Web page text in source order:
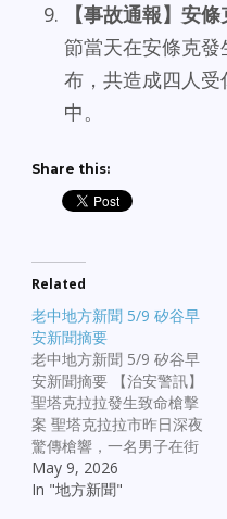
【事故通報】安
節當天在安條克
布，共造成四人
中。
Share this:
Related
老中地方新聞 5/9 矽谷早
安新聞摘要
老中地方新聞 5/9 矽谷早
安新聞摘要 【治安警訊】
聖塔克拉拉發生致命槍擊
案 聖塔克拉拉市昨日深夜
驚傳槍響，一名男子在街
頭遭槍擊身亡。警方目前
正調閱監控錄影追蹤嫌疑
May 9, 2026
In "地方新聞"